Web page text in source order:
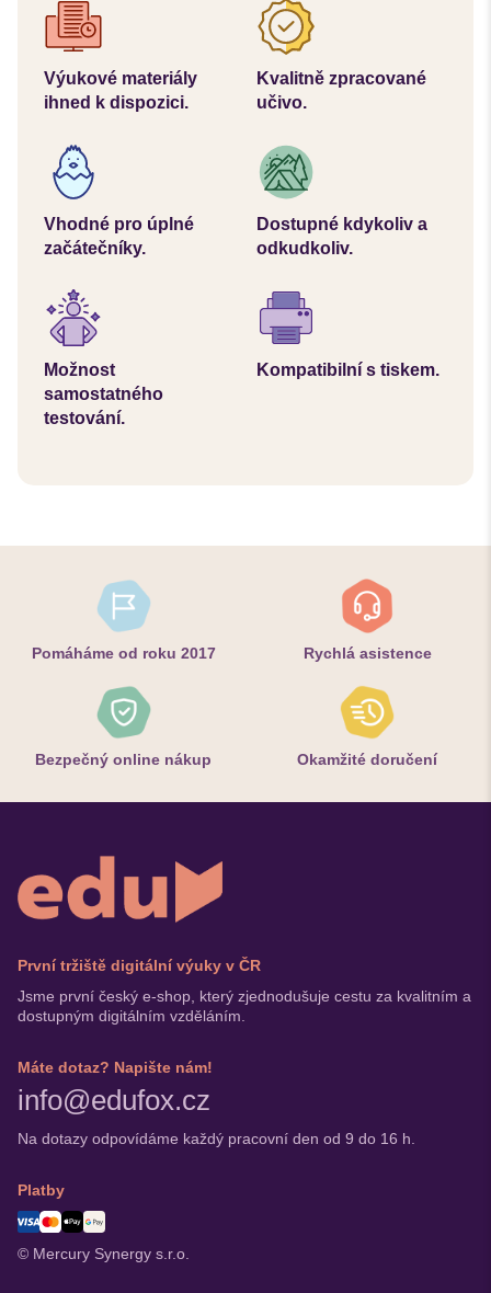
Výukové materiály
ihned k dispozici.
Kvalitně zpracované
učivo.
Vhodné pro úplné
začátečníky.
Dostupné kdykoliv a
odkudkoliv.
Možnost
samostatného
testování.
Kompatibilní s tiskem.
Pomáháme od roku 2017 Rychlá asistence
Bezpečný online nákup Okamžité doručení
První tržiště digitální výuky v ČR
Jsme první český e-shop, který zjednodušuje cestu za kvalitním a
dostupným digitálním vzděláním.
Máte dotaz? Napište nám!
info@edufox.cz
Na dotazy odpovídáme každý pracovní den od 9 do 16 h.
Platby
© Mercury Synergy s.r.o.